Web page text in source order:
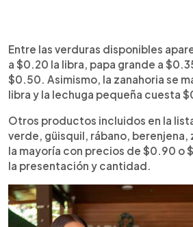
Entre las verduras disponibles
a $0.20 la libra, papa grande a
$0.50. Asimismo, la zanahoria se
libra y la lechuga pequeña cuesta
Otros productos incluidos en la
verde, güisquil, rábano, berenjena,
la mayoría con precios de $0.90 o
la presentación y cantidad.